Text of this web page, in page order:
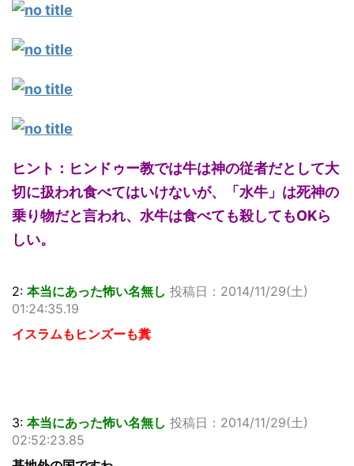
ヒント：ヒンドゥー教では牛は神の従者だとして大
切に扱われ食べてはいけないが、「水牛」は死神の
乗り物だと言われ、水牛は食べても殺してもOKら
しい。
2: 本当にあった怖い名無し 投稿日：2014/11/29(土)
01:24:35.19
イスラムもヒンズーも糞
3: 本当にあった怖い名無し 投稿日：2014/11/29(土)
02:52:23.85